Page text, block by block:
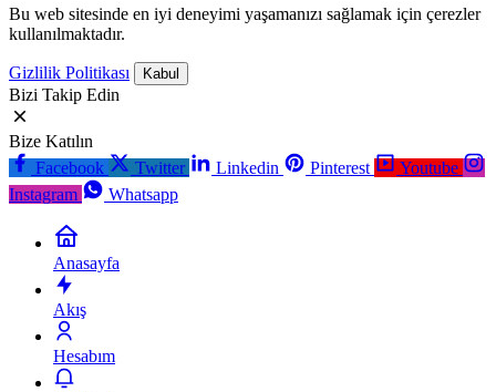
Bu web sitesinde en iyi deneyimi yaşamanızı sağlamak için çerezler
kullanılmaktadır.
Gizlilik Politikası Kabul
Bizi Takip Edin
Bize Katılın
Facebook
Twitter Linkedin Pinterest
Youtube
Instagram
Whatsapp
Anasayfa
Akış
Hesabım